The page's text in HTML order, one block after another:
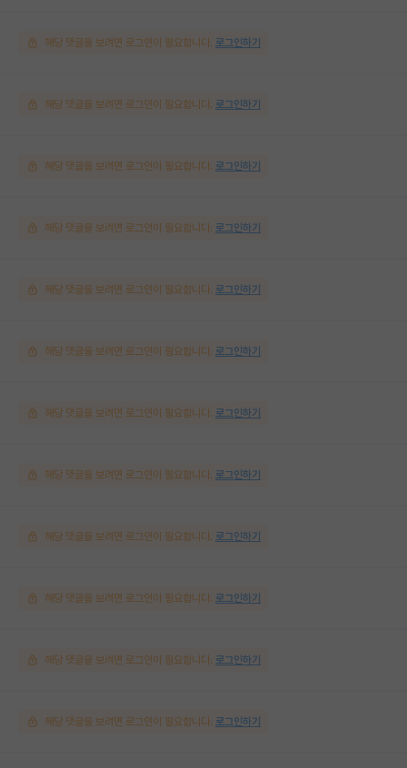
해당 댓글을 보려면 로그인이 필요합니다. 로그인하기
해당 댓글을 보려면 로그인이 필요합니다. 로그인하기
해당 댓글을 보려면 로그인이 필요합니다. 로그인하기
해당 댓글을 보려면 로그인이 필요합니다. 로그인하기
해당 댓글을 보려면 로그인이 필요합니다. 로그인하기
해당 댓글을 보려면 로그인이 필요합니다. 로그인하기
해당 댓글을 보려면 로그인이 필요합니다. 로그인하기
해당 댓글을 보려면 로그인이 필요합니다. 로그인하기
해당 댓글을 보려면 로그인이 필요합니다. 로그인하기
해당 댓글을 보려면 로그인이 필요합니다. 로그인하기
해당 댓글을 보려면 로그인이 필요합니다. 로그인하기
해당 댓글을 보려면 로그인이 필요합니다. 로그인하기